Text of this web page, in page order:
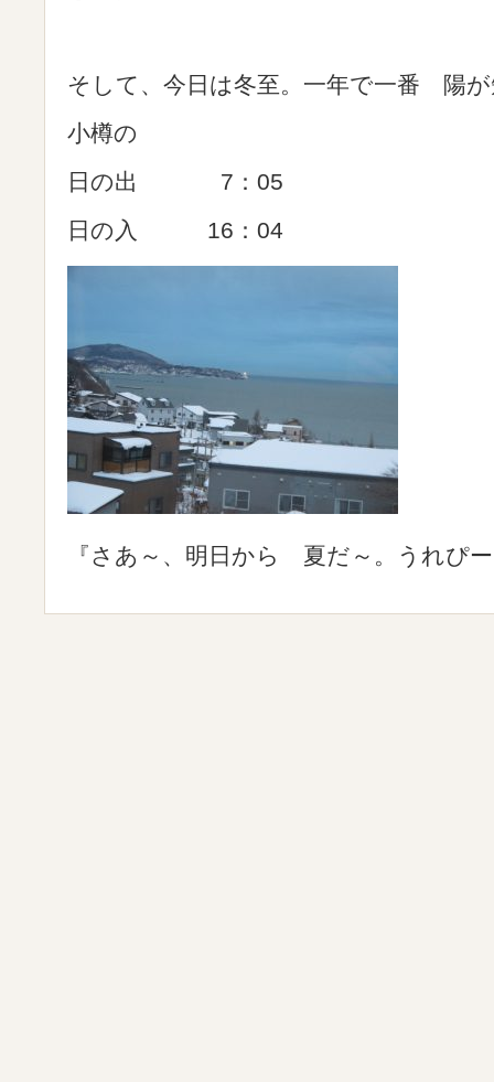
そして、今日は冬至。一年で一番 陽が
小樽の
日の出 7：05
日の入 16：04
『さあ～、明日から 夏だ～。うれぴ